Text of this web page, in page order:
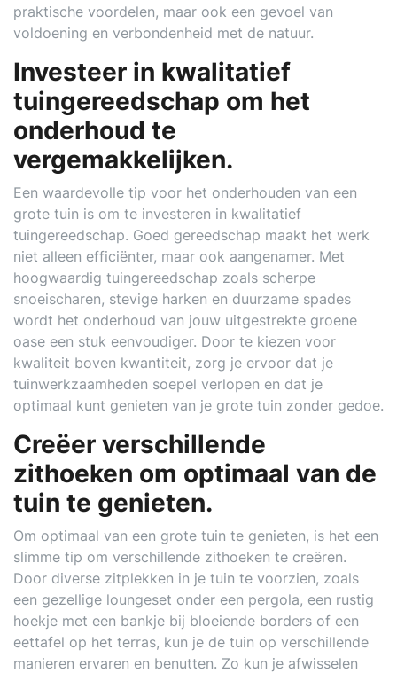
praktische voordelen, maar ook een gevoel van
voldoening en verbondenheid met de natuur.
Investeer in kwalitatief
tuingereedschap om het
onderhoud te
vergemakkelijken.
Een waardevolle tip voor het onderhouden van een
grote tuin is om te investeren in kwalitatief
tuingereedschap. Goed gereedschap maakt het werk
niet alleen efficiënter, maar ook aangenamer. Met
hoogwaardig tuingereedschap zoals scherpe
snoeischaren, stevige harken en duurzame spades
wordt het onderhoud van jouw uitgestrekte groene
oase een stuk eenvoudiger. Door te kiezen voor
kwaliteit boven kwantiteit, zorg je ervoor dat je
tuinwerkzaamheden soepel verlopen en dat je
optimaal kunt genieten van je grote tuin zonder gedoe.
Creëer verschillende
zithoeken om optimaal van de
tuin te genieten.
Om optimaal van een grote tuin te genieten, is het een
slimme tip om verschillende zithoeken te creëren.
Door diverse zitplekken in je tuin te voorzien, zoals
een gezellige loungeset onder een pergola, een rustig
hoekje met een bankje bij bloeiende borders of een
eettafel op het terras, kun je de tuin op verschillende
manieren ervaren en benutten. Zo kun je afwisselen